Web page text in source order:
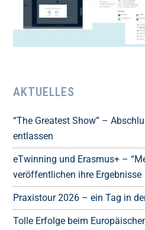
AKTUELLES
“The Greatest Show” –
entlassen
eTwinning und Erasmus+ –
veröffentlichen ihre Ergebnisse
Praxistour 2026 – ein Tag in
Tolle Erfolge beim